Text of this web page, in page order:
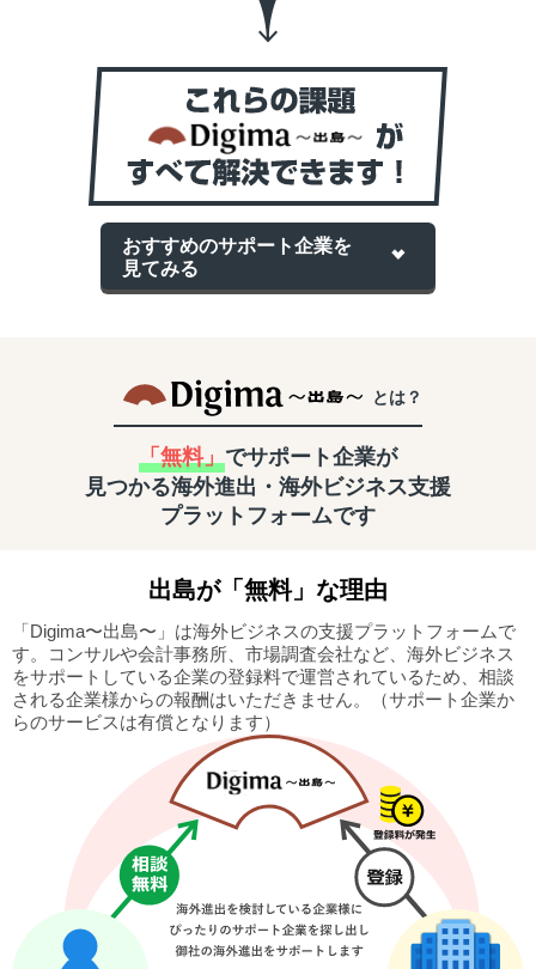
おすすめのサポート企業を
見てみる
とは？
「無料」 でサポート企業が
見つかる海外進出・海外ビジネス支援
プラットフォームです
出島が「無料」な理由
「Digima〜出島〜」は海外ビジネスの支援プラットフォームで
す。
コンサルや会計事務所、市場調査会社など、海外ビジネス
をサポートしている企業の登録料で運営されているため、相談
される企業様からの報酬はいただきません。
（サポート企業か
らのサービスは有償となります）